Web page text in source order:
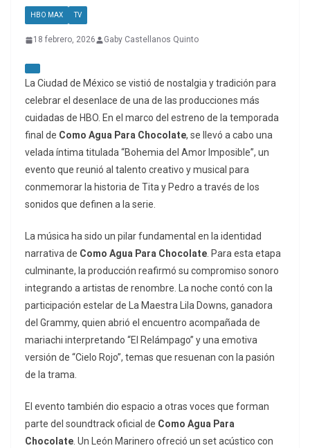
HBO MAX TV
18 febrero, 2026 Gaby Castellanos Quinto
La Ciudad de México se vistió de nostalgia y tradición para
celebrar el desenlace de una de las producciones más
cuidadas de HBO. En el marco del estreno de la temporada
final de Como Agua Para Chocolate, se llevó a cabo una
velada íntima titulada “Bohemia del Amor Imposible”, un
evento que reunió al talento creativo y musical para
conmemorar la historia de Tita y Pedro a través de los
sonidos que definen a la serie.
La música ha sido un pilar fundamental en la identidad
narrativa de Como Agua Para Chocolate . Para esta etapa
culminante, la producción reafirmó su compromiso sonoro
integrando a artistas de renombre. La noche contó con la
participación estelar de La Maestra Lila Downs, ganadora
del Grammy, quien abrió el encuentro acompañada de
mariachi interpretando “El Relámpago” y una emotiva
versión de “Cielo Rojo”, temas que resuenan con la pasión
de la trama.
El evento también dio espacio a otras voces que forman
parte del soundtrackoficial de Como Agua Para
Chocolate . Un León Marinero ofreció un set acústico con